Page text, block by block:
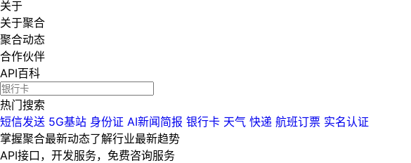
关于
关于聚合
聚合动态
合作伙伴
API百科
热门搜索
短信发送 5G基站 身份证 AI新闻简报 银行卡 天气 快递 航班订票 实名认证
掌握聚合最新动态了解行业最新趋势
API接口，开发服务，免费咨询服务